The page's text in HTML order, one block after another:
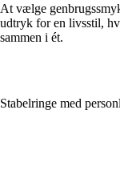
At vælge
udtryk for en livsstil,
sammen i ét.
Stabelringe med